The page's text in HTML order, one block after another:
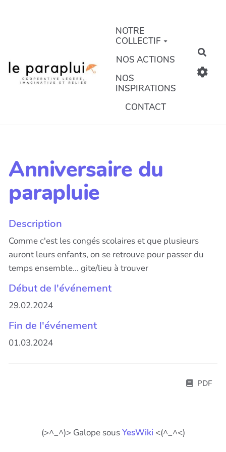
NOTRE
COLLECTIF
NOS ACTIONS
NOS
INSPIRATIONS
CONTACT
Anniversaire du
parapluie
Description
Comme c'est les congés scolaires et que plusieurs
auront leurs enfants, on se retrouve pour passer du
temps ensemble... gite/lieu à trouver
Début de l'événement
29.02.2024
Fin de l'événement
01.03.2024
PDF
(>^_^)> Galope sousYesWiki <(^_^<)